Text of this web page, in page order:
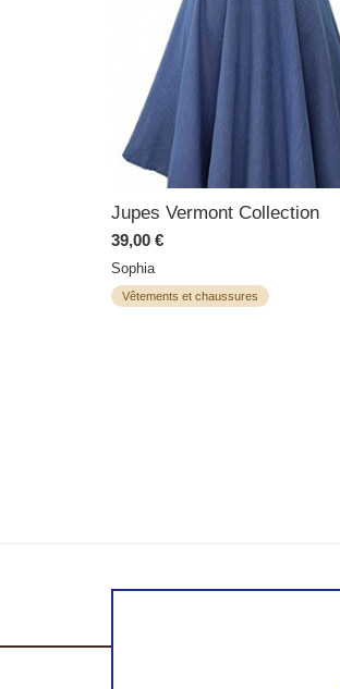
Jupes Vermont Collection
39,00 €
Sophia
Vêtements et chaussures